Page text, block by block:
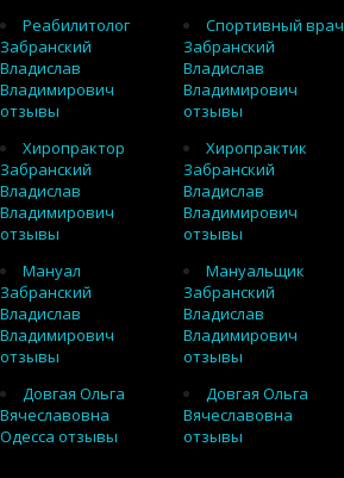
Реабилитолог
Забранский
Владислав
Владимирович
отзывы
Спортивный врач
Забранский
Владислав
Владимирович
отзывы
Хиропрактор
Забранский
Владислав
Владимирович
отзывы
Хиропрактик
Забранский
Владислав
Владимирович
отзывы
Мануал
Забранский
Владислав
Владимирович
отзывы
Мануальщик
Забранский
Владислав
Владимирович
отзывы
Довгая Ольга
Вячеславовна
Одесса отзывы
Довгая Ольга
Вячеславовна
отзывы